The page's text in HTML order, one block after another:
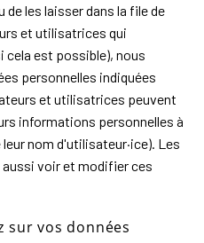
les laisser dans la file de
et utilisatrices qui
cela est possible), nous
personnelles indiquées
et utilisatrices peuvent
informations personnelles à
nom d'utilisateur·ice). Les
voir et modifier ces
sur vos données